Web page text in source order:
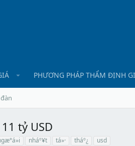
PHƯƠNG PHÁP THẨM ĐỊNH
tỷ USD
nháº¥t tá»· tháº¿ usd